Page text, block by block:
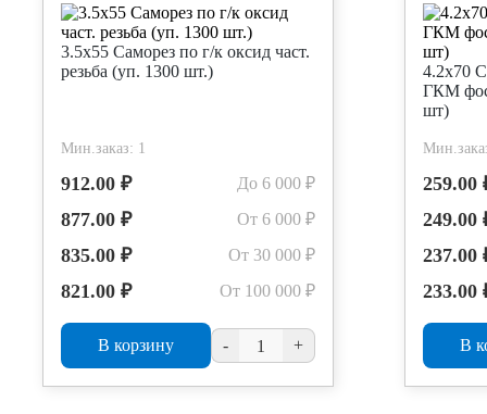
3.5х55 Саморез по г/к оксид част.
резьба (уп. 1300 шт.)
Мин.заказ: 1
912.00 ₽ До 6 000 ₽
877.00 ₽ От 6 000 ₽
835.00 ₽ От 30 000 ₽
821.00 ₽ От 100 000 ₽
В корзину - +
4.2х70
ГКМ
шт)
259.00
249.00
237.00
233.00
В